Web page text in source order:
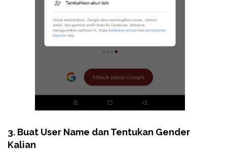
3. Buat User Name dan Tentukan Gender
Kalian